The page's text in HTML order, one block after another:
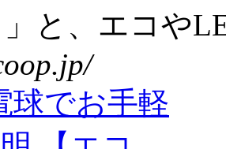
と、エコや